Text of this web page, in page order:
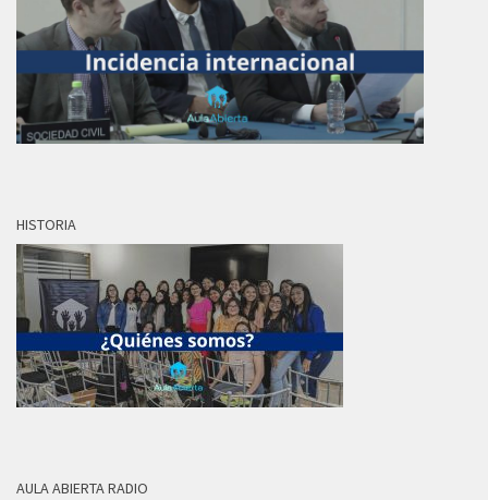
HISTORIA
AULA ABIERTA RADIO